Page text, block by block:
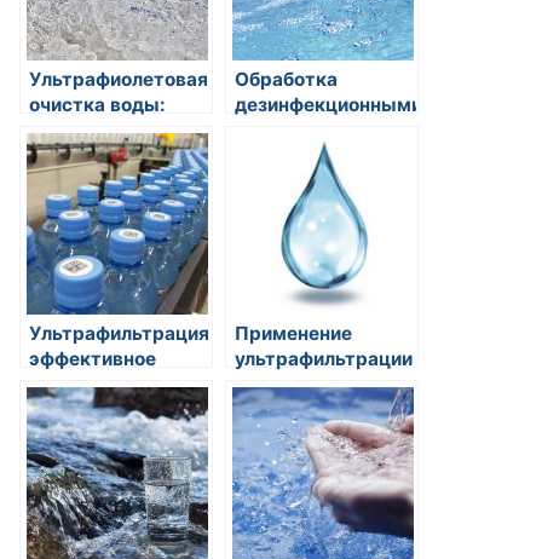
Ультрафиолетовая
очистка воды:
профиты и
недостатки
Обработка
дезинфекционными
защита от
микробиологических
загрязнений
Ультрафильтрация:
эффективное
применение в
системах очистки
воды
Применение
ультрафильтрации
в системах
очистки воды